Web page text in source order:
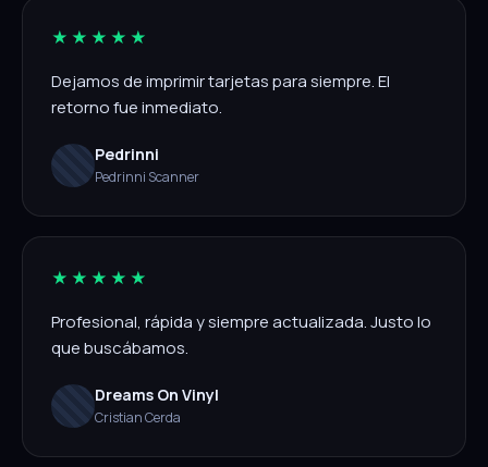
★★★★★
Dejamos de imprimir tarjetas para siempre. El
retorno fue inmediato.
Pedrinni
Pedrinni Scanner
★★★★★
Profesional, rápida y siempre actualizada. Justo lo
que buscábamos.
Dreams On Vinyl
Cristian Cerda